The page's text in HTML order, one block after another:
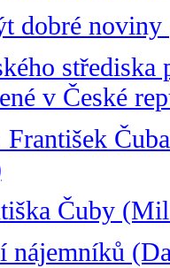
dobré noviny
v České
František
Čuby
nájemníků